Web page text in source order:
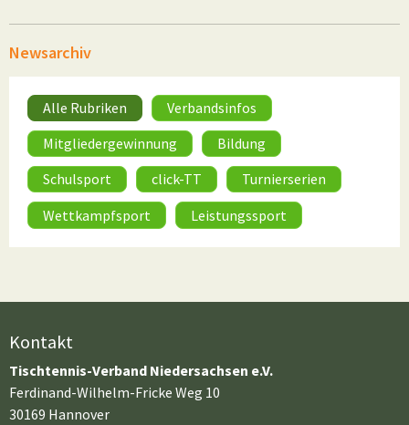
Newsarchiv
Alle Rubriken
Verbandsinfos
Mitgliedergewinnung
Bildung
Schulsport
click-TT
Turnierserien
Wettkampfsport
Leistungssport
Kontakt
Tischtennis-Verband Niedersachsen e.V.
Ferdinand-Wilhelm-Fricke Weg 10
30169 Hannover